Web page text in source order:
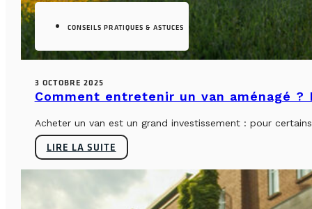
CONSEILS PRATIQUES & ASTUCES
3 OCTOBRE 2025
Comment entretenir un van aménagé
Acheter un van est un grand investissement : pour
LIRE LA SUITE